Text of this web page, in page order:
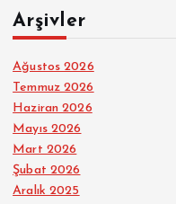
Arşivler
Ağustos 2026
Temmuz 2026
Haziran 2026
Mayıs 2026
Mart 2026
Şubat 2026
Aralık 2025